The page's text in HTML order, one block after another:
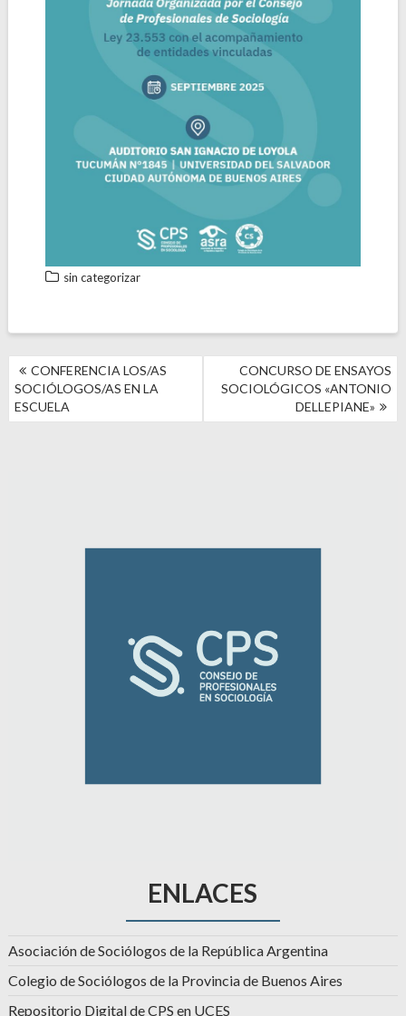
sin categorizar
NAVEGACIÓN
DE
ENTRADAS
CONFERENCIA LOS/AS
SOCIÓLOGOS/AS EN LA
ESCUELA
CONCURSO DE ENSAYOS
SOCIOLÓGICOS «ANTONIO
DELLEPIANE»
ENLACES
Asociación de Sociólogos de la República Argentina
Colegio de Sociólogos de la Provincia de Buenos Aires
Repositorio Digital de CPS en UCES